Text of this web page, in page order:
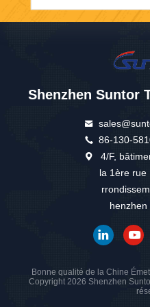
Shenzhen Suntor
86-130-
4/F,
la 1ère rue
henzhen
Bonne qualité de la Chine
Copyright 2026 Shenzhen